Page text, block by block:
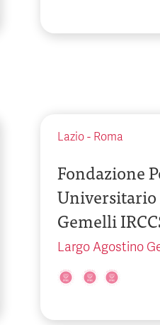
Lazio- Roma
Fondazione
Gemelli
Largo Agostino